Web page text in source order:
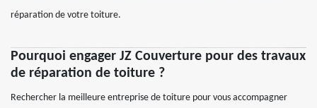
réparation de votre toiture.
Pourquoi engager JZ Couverture pour des travaux
de réparation de toiture ?
Rechercher la meilleure entreprise de toiture pour vous accompagner